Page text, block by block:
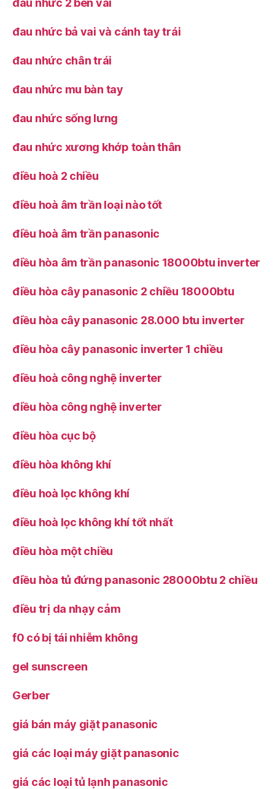
đau nhức bả vai và cánh tay trái
đau nhức chân trái
đau nhức mu bàn tay
đau nhức sống lưng
đau nhức xương khớp toàn thân
điều hoà 2 chiều
điều hoà âm trần loại nào tốt
điều hoà âm trần panasonic
điều hòa âm trần panasonic 18000btu inverter
điều hòa cây panasonic 2 chiều 18000btu
điều hòa cây panasonic 28.000 btu inverter
điều hòa cây panasonic inverter 1 chiều
điều hoà công nghệ inverter
điều hòa công nghệ inverter
điều hòa cục bộ
điều hòa không khí
điều hoà lọc không khí
điều hoà lọc không khí tốt nhất
điều hòa một chiều
điều hòa tủ đứng panasonic 28000btu 2 chiều
điều trị da nhạy cảm
f0 có bị tái nhiễm không
gel sunscreen
Gerber
giá bán máy giặt panasonic
giá các loại máy giặt panasonic
giá các loại tủ lạnh panasonic